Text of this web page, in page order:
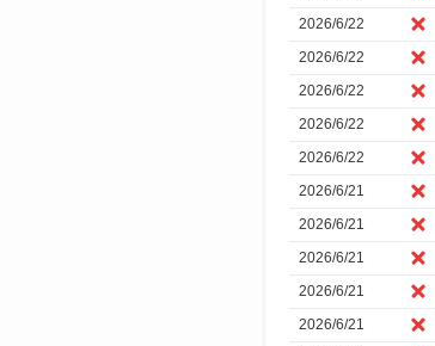
2026/6/22
2026/6/22
2026/6/22
2026/6/22
2026/6/22
2026/6/21
2026/6/21
2026/6/21
2026/6/21
2026/6/21